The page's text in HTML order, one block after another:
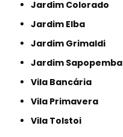
Jardim Colorado
Jardim Elba
Jardim Grimaldi
Jardim Sapopemba
Vila Bancária
Vila Primavera
Vila Tolstoi